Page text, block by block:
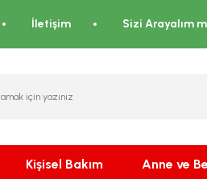
İletişim Sizi Arayalım
Kişisel Bakım Anne ve